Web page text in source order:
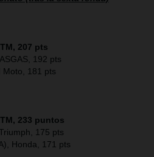
207 pts
192 pts
Moto, 181 pts
233 puntos
175 pts
Honda, 171 pts